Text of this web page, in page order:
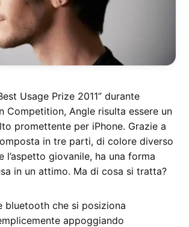
Usage Prize 2011” durante
Competition, Angle risulta essere un
promettente per iPhone. Grazie a
in tre parti, di colore diverso
l’aspetto giovanile, ha una forma
in un attimo. Ma di cosa si tratta?
bluetooth che si posiziona
appoggiando